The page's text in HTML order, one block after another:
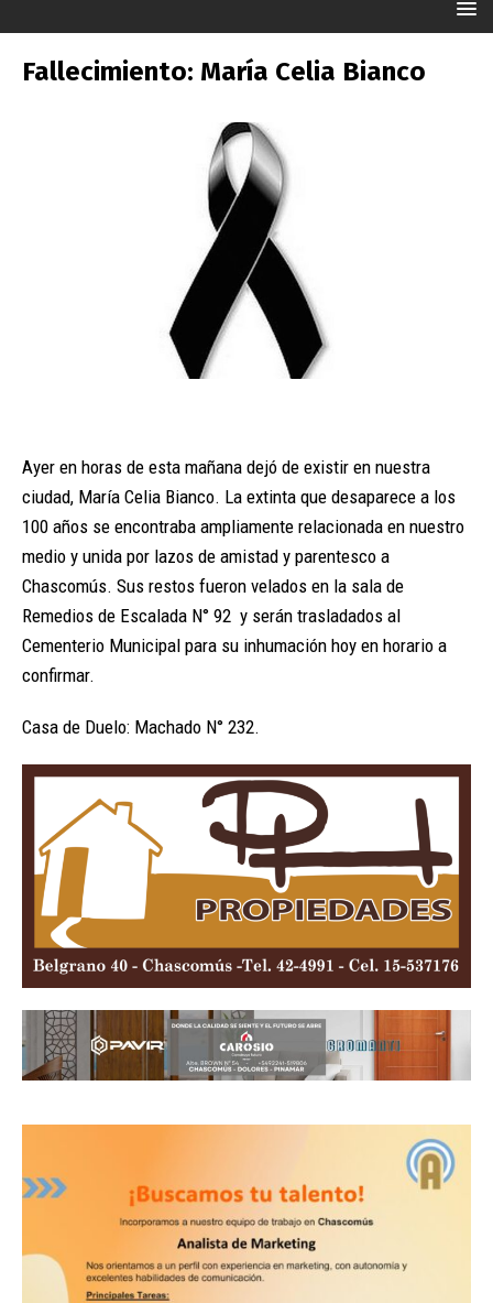
Fallecimiento: María Celia Bianco
Ayer en horas de esta mañana dejó de existir en nuestra
ciudad, María Celia Bianco. La extinta que desaparece a los
100 años se encontraba ampliamente relacionada en nuestro
medio y unida por lazos de amistad y parentesco a
Chascomús. Sus restos fueron velados en la sala de
Remedios de Escalada N° 92 y serán trasladados al
Cementerio Municipal para su inhumación hoy en horario a
confirmar.
Casa de Duelo: Machado N° 232.